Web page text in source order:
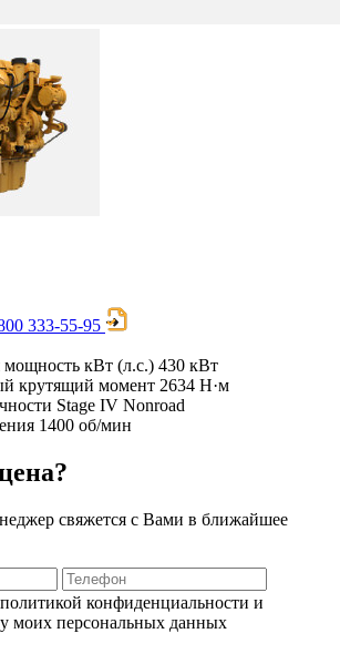
333-55-95
кВт (л.с.) 430 кВт
крутящий момент 2634 Н·м
Stage IV Nonroad
1400 об/мин
свяжется с Вами в ближайшее
конфиденциальности и
моих персональных данных